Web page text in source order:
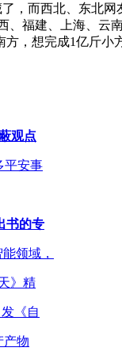
，而西北、东北
、福建、上海、云
，想完成1亿斤
观点
平安事
书的专
领域，
》精
《自
产物